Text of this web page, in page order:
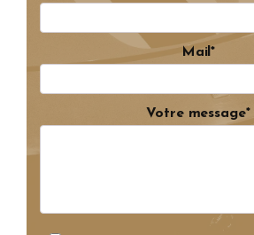
Mail*
Votre message*